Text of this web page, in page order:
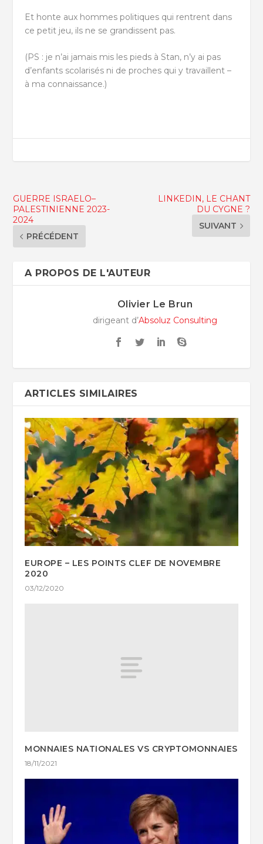
Et honte aux hommes politiques qui rentrent dans
ce petit jeu, ils ne se grandissent pas.
(PS : je n’ai jamais mis les pieds à Stan, n’y ai pas
d’enfants scolarisés ni de proches qui y travaillent –
à ma connaissance.)
GUERRE ISRAELO–
PALESTINIENNE 2023-
2024
PRÉCÉDENT
LINKEDIN, LE CHANT
DU CYGNE ?
SUIVANT
A PROPOS DE L'AUTEUR
Olivier Le Brun
dirigeant d’Absoluz Consulting
ARTICLES SIMILAIRES
EUROPE – LES POINTS CLEF DE NOVEMBRE
2020
03/12/2020
MONNAIES NATIONALES VS CRYPTOMONNAIES
18/11/2021